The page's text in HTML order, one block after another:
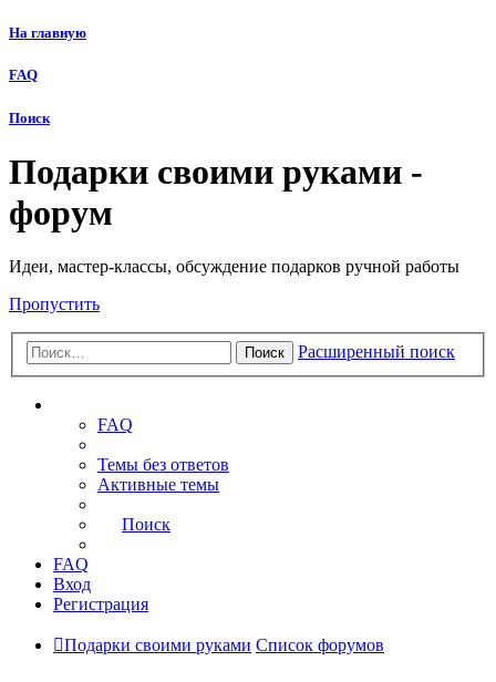
На главную
FAQ
Поиск
Подарки своими руками -
форум
Идеи, мастер-классы, обсуждение подарков ручной работы
Пропустить
Поиск Расширенный поиск
FAQ
Темы без ответов
Активные темы
Поиск
FAQ
Вход
Регистрация
Подарки своими руками Список форумов